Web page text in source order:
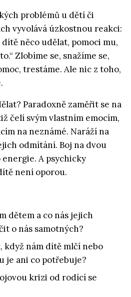
problémů u dětí či
vyvolává úzkostnou reakci:
něco udělat, pomoci mu,
Zlobíme se, snažíme se,
trestáme. Ale nic z toho,
Paradoxně zaměřit se na
čelí svým vlastním emocím,
na neznámé. Naráží na
odmítání. Boj na dvou
A psychicky
není oporou.
dětem a co nás jejich
o nás samotných?
když nám dítě mlčí nebo
je ani co potřebuje?
krizi od rodící se